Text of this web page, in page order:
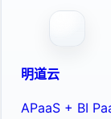
明道云
APaaS + BI